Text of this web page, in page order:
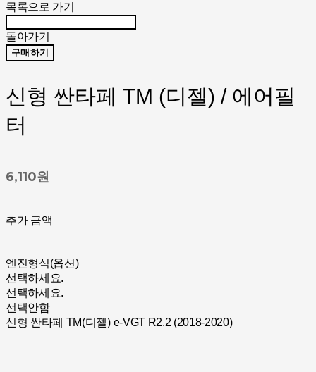
목록으로 가기
돌아가기
구매하기
신형 싼타페 TM (디젤) / 에어필
터
6,110원
추가 금액
엔진형식(옵션)
선택하세요.
선택하세요.
선택안함
신형 싼타페 TM(디젤) e-VGT R2.2 (2018-2020)